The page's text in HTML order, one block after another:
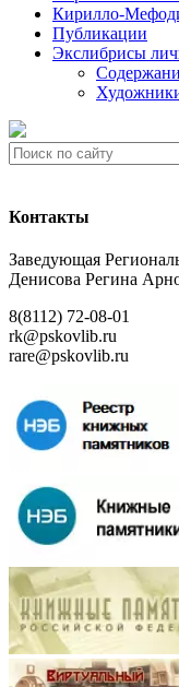
Кирилло-
Публикации
Экслибрисы
Контакты
Заведующая
Денисова Регина
8(8112) 72-08-01
rk@pskovlib.ru
rare@pskovlib.ru